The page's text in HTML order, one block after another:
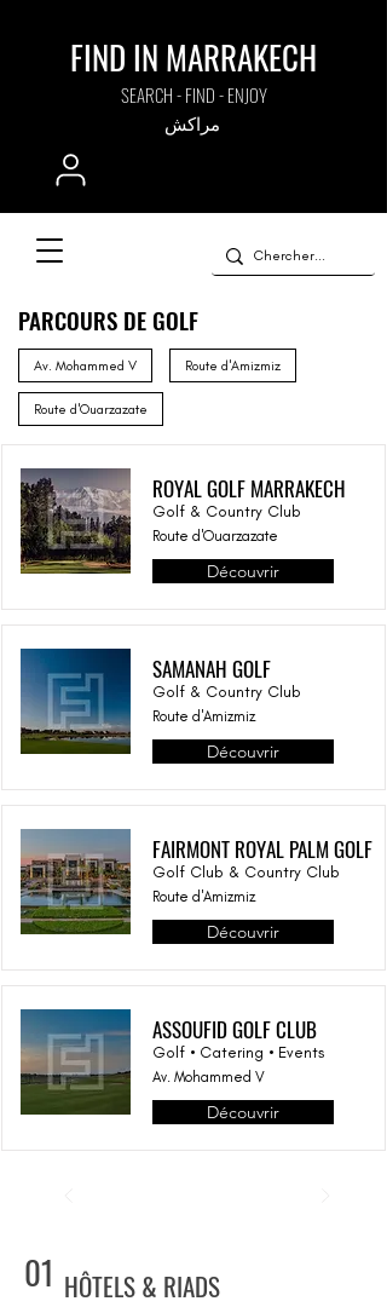
FIND IN MARRAKECH
SEARCH - FIND - ENJOY
مراكش
PARCOURS DE GOLF
Av. Mohammed V Route d'Amizmiz
Route d'Ouarzazate
ROYAL GOLF MARRAKECH
Golf & Country Club
Route d'Ouarzazate
Découvrir
SAMANAH GOLF
Golf & Country Club
Route d'Amizmiz
Découvrir
FAIRMONT ROYAL PALM GOLF
Golf Club & Country Club
Route d'Amizmiz
Découvrir
ASSOUFID GOLF CLUB
Golf • Catering • Events
Av. Mohammed V
Découvrir
01 HÔTELS & RIADS